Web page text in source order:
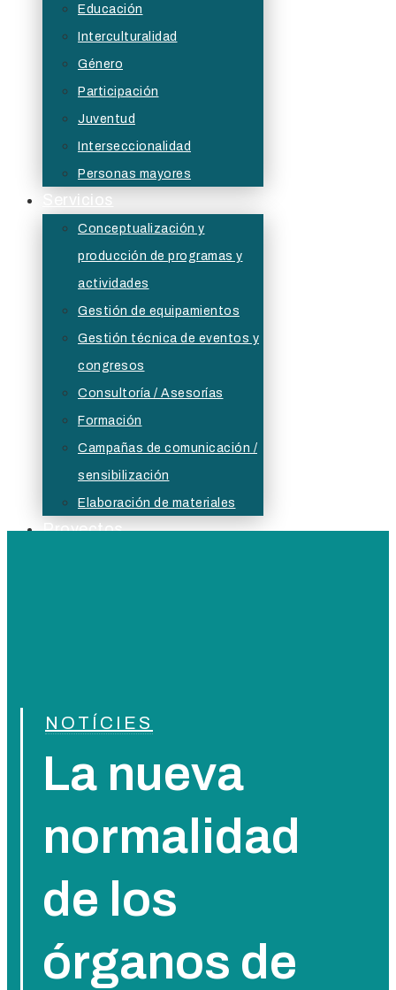
Educación
Interculturalidad
Género
Participación
Juventud
Interseccionalidad
Personas mayores
Servicios
Conceptualización y
producción de programas y
actividades
Gestión de equipamientos
Gestión técnica de eventos y
congresos
Consultoría / Asesorías
Formación
Campañas de comunicación /
sensibilización
Elaboración de materiales
Proyectos
NOTÍCIES
La nueva
normalidad
de los
órganos de